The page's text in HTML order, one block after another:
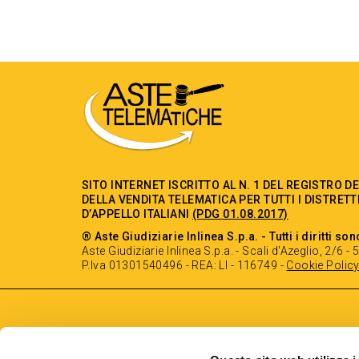
SITO INTERNET ISCRITTO AL N. 1 DEL REGISTRO
DELLA VENDITA TELEMATICA PER TUTTI I
D’APPELLO ITALIANI (PDG 01.08.2017)
® Aste Giudiziarie Inlinea S.p.a. - Tutti i diritti
Aste Giudiziarie Inlinea S.p.a. - Scali d'Azeglio, 2/6 -
P.Iva 01301540496 - REA: LI - 116749 - Cookie Policy